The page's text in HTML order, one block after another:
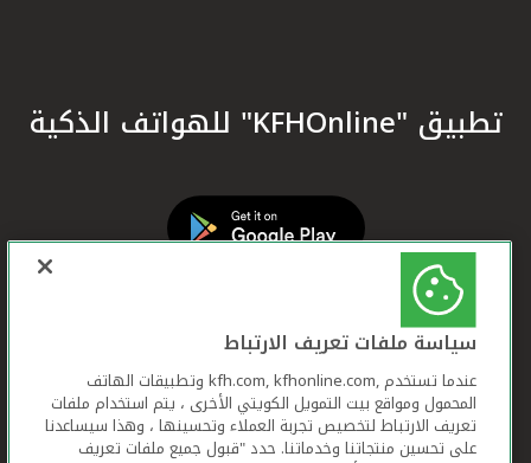
تطبيق "KFHOnline" للهواتف الذكية
سياسة ملفات تعريف الارتباط
عندما تستخدم ,kfh.com, kfhonline.com وتطبيقات الهاتف
المحمول ومواقع بيت التمويل الكويتي الأخرى ، يتم استخدام ملفات
تعريف الارتباط لتخصيص تجربة العملاء وتحسينها ، وهذا سيساعدنا
على تحسين منتجاتنا وخدماتنا. حدد "قبول جميع ملفات تعريف